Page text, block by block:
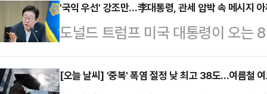
에 따르면 엘레오노라 인카르도나
스타디움에서 열린 PSG와 바이에
착용했다.공개된 사진에 따르면 인
트와 브라톱 차림(사진 왼쪽)으로
'국익 우선' 강조만…李대통령, 관세 압박 속 메시지
도널드 트럼프 미국 대통령이 오는
을 밝힌 가운데, 협상 시한이 임박
쏠리고 있다. 그러나 대통령실은 '
[오늘 날씨] '중복' 폭염 절정 낮 최고 38도...여름철